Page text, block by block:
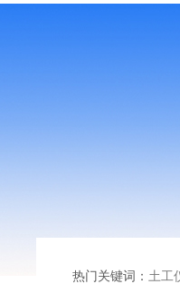
热门关键词： 土工